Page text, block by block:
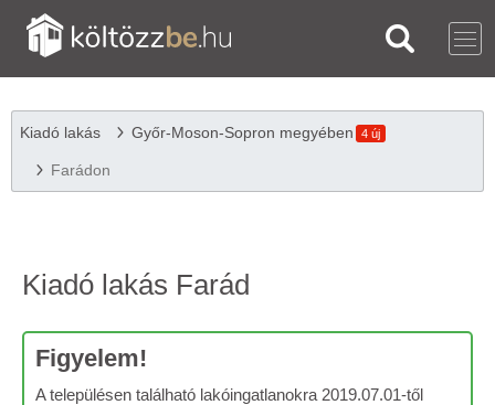
Kiadó lakás Győr-Moson-Sopron megyében 4 új
Farádon
Kiadó lakás Farád
Figyelem!
A településen található lakóingatlanokra 2019.07.01-től